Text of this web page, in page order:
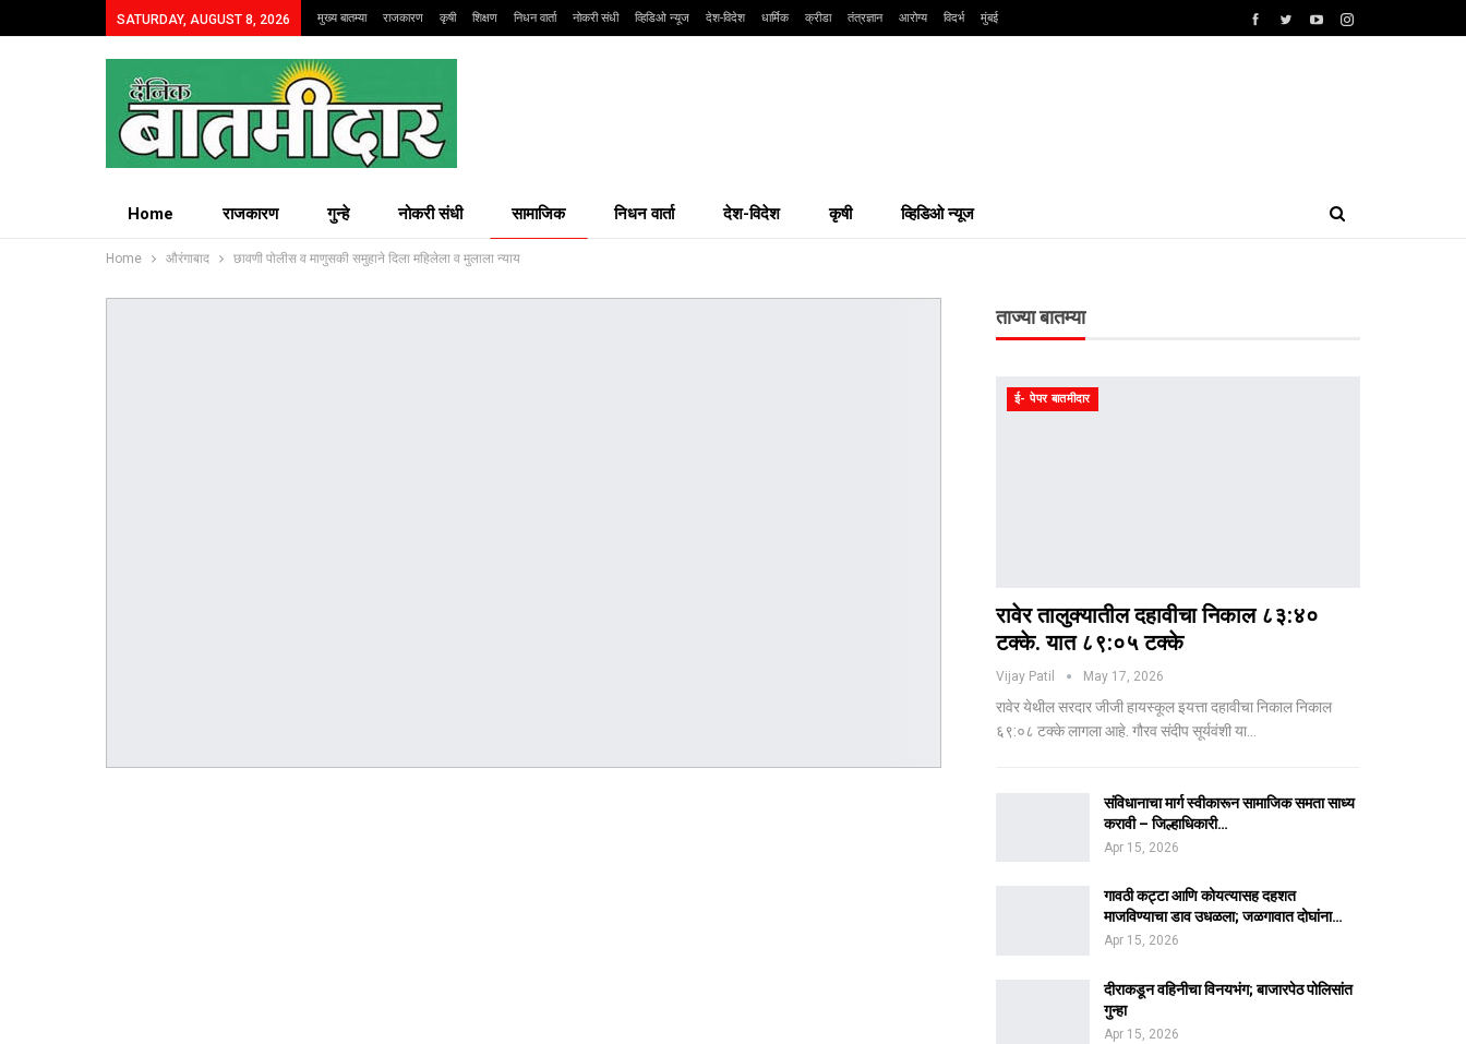
SATURDAY, AUGUST 8, 2026 मुख्य बातम्या राजकारण कृषी शिक्षण निधन वार्ता नोकरी संधी व्हिडिओ न्यूज देश-विदेश धार्मिक क्रीडा तंत्रज्ञान आरोग्य विदर्भ मुंबई
Home राजकारण गुन्हे नोकरी संधी सामाजिक निधन वार्ता देश-विदेश कृषी व्हिडिओ न्यूज
Home औरंगाबाद छावणी पोलीस व माणुसकी समुहाने दिला महिलेला व मुलाला न्याय
ताज्या बातम्या
ई- पेपर बातमीदार
रावेर तालुक्यातील दहावीचा निकाल ८३:४०
टक्के. यात ८९:०५ टक्के
Vijay Patil May 17, 2026
रावेर येथील सरदार जीजी हायस्कूल इयत्ता दहावीचा निकाल निकाल
६९:०८ टक्के लागला आहे. गौरव संदीप सूर्यवंशी या…
संविधानाचा मार्ग स्वीकारून सामाजिक समता साध्य
करावी – जिल्हाधिकारी…
Apr 15, 2026
गावठी कट्टा आणि कोयत्यासह दहशत
माजविण्याचा डाव उधळला; जळगावात दोघांना…
Apr 15, 2026
दीराकडून वहिनीचा विनयभंग; बाजारपेठ पोलिसांत
गुन्हा
Apr 15, 2026